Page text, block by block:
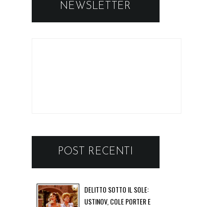
NEWSLETTER
POST RECENTI
DELITTO SOTTO IL SOLE:
USTINOV, COLE PORTER E